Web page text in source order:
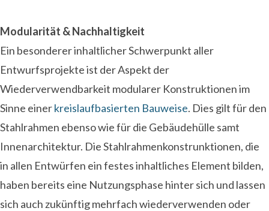
Modularität & Nachhaltigkeit
Ein besonderer inhaltlicher Schwerpunkt aller
Entwurfsprojekte ist der Aspekt der
Wiederverwendbarkeit modularer Konstruktionen im
Sinne einerkreislaufbasierten Bauweise. Dies gilt für den
Stahlrahmen ebenso wie für die Gebäudehülle samt
Innenarchitektur. Die Stahlrahmenkonstrunktionen, die
in allen Entwürfen ein festes inhaltliches Element bilden,
haben bereits eine Nutzungsphase hinter sich und lassen
sich auch zukünftig mehrfach wiederverwenden oder